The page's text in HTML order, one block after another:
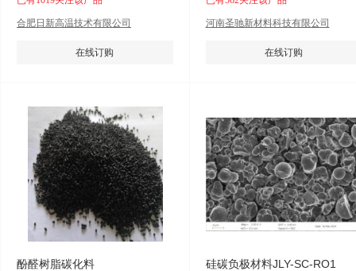
合肥日新高温技术有限公司
在线订购
河南圣驰新材料科技有限公司
在线订购
酚醛树脂碳化料 硅碳负极材料JLY-SC-RO1